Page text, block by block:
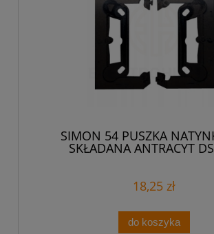
SIMON 54 PUSZKA
SKŁADANA ANTRACYT
18,25 zł
do koszyka